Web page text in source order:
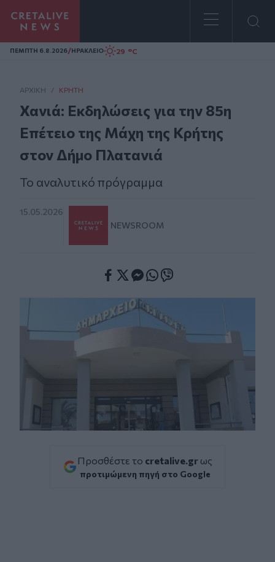
Homepage
ΠΕΜΠΤΗ 6.8.2026/ΗΡΑΚΛΕΙΟ 29 °C
ΑΡΧΙΚΗ / ΚΡΉΤΗ
Χανιά: Εκδηλώσεις για την 85η
Επέτειο της Μάχη της Κρήτης
στον Δήμο Πλατανιά
Το αναλυτικό πρόγραμμα
15.05.2026
NEWSROOM
Προσθέστε το cretalive.gr ως
προτιμώμενη πηγή στο Google